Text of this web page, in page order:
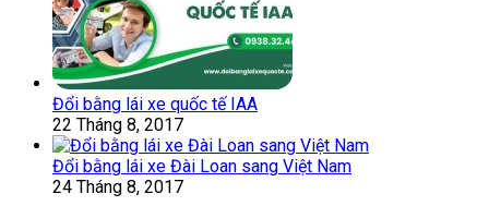
Đổi bằng lái xe quốc tế IAA
22 Tháng 8, 2017
Đổi bằng lái xe Đài Loan sang Việt Nam
24 Tháng 8, 2017